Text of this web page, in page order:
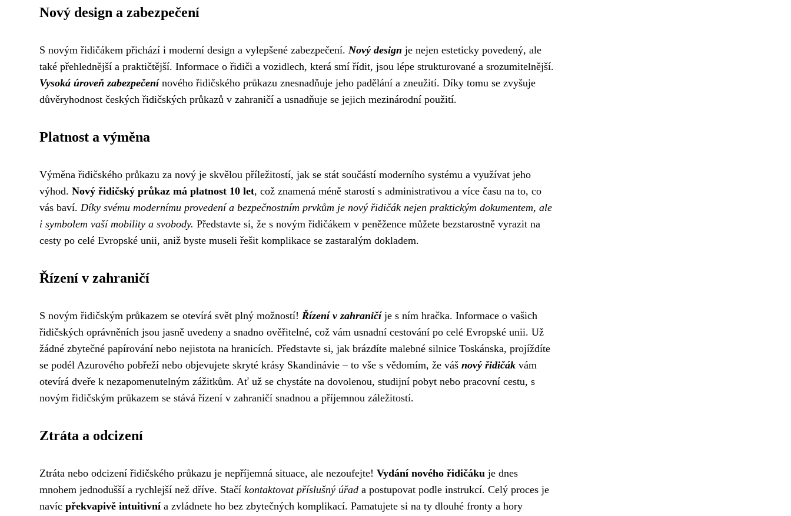
Nový design a zabezpečení
S novým řidičákem přichází i moderní design a vylepšené zabezpečení. Nový design je nejen esteticky povedený, ale
také přehlednější a praktičtější. Informace o řidiči a vozidlech, která smí řídit, jsou lépe strukturované a srozumitelnější.
Vysoká úroveň zabezpečenínového řidičského průkazu znesnadňuje jeho padělání a zneužití. Díky tomu se zvyšuje
důvěryhodnost českých řidičských průkazů v zahraničí a usnadňuje se jejich mezinárodní použití.
Platnost a výměna
Výměna řidičského průkazu za nový je skvělou příležitostí, jak se stát součástí moderního systému a využívat jeho
výhod. Nový řidičský průkaz má platnost 10 let, což znamená méně starostí s administrativou a více času na to, co
vás baví. Díky svému modernímu provedení a bezpečnostním prvkům je nový řidičák nejen praktickým dokumentem, ale
i symbolem vaší mobility a svobody. Představte si, že s novým řidičákem v peněžence můžete bezstarostně vyrazit na
cesty po celé Evropské unii, aniž byste museli řešit komplikace se zastaralým dokladem.
Řízení v zahraničí
S novým řidičským průkazem se otevírá svět plný možností! Řízení v zahraničíje s ním hračka. Informace o vašich
řidičských oprávněních jsou jasně uvedeny a snadno ověřitelné, což vám usnadní cestování po celé Evropské unii. Už
žádné zbytečné papírování nebo nejistota na hranicích. Představte si, jak brázdíte malebné silnice Toskánska, projíždíte
se podél Azurového pobřeží nebo objevujete skryté krásy Skandinávie – to vše s vědomím, že váš nový řidičák vám
otevírá dveře k nezapomenutelným zážitkům. Ať už se chystáte na dovolenou, studijní pobyt nebo pracovní cestu, s
novým řidičským průkazem se stává řízení v zahraničí snadnou a příjemnou záležitostí.
Ztráta a odcizení
Ztráta nebo odcizení řidičského průkazu je nepříjemná situace, ale nezoufejte! Vydání nového řidičáku je dnes
mnohem jednodušší a rychlejší než dříve. Stačí kontaktovat příslušný úřad a postupovat podle instrukcí. Celý proces je
navíc překvapivě intuitivnía zvládnete ho bez zbytečných komplikací. Pamatujete si na ty dlouhé fronty a hory